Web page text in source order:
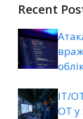
Recent
ІТ/
ОТ у